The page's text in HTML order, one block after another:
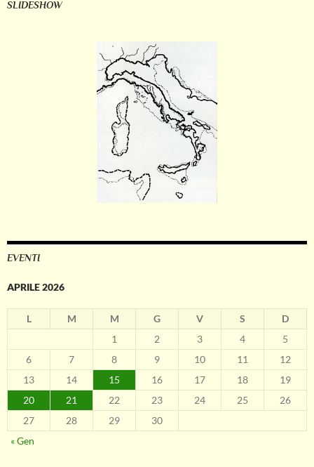
SLIDESHOW
EVENTI
APRILE 2026
L M M G V S
D
1
2 3 4
5
6
7 8 9 10 11
12
13
14 15 16 17 18
19
20
21 22 23 24 25
26
27
28 29
30
« Gen